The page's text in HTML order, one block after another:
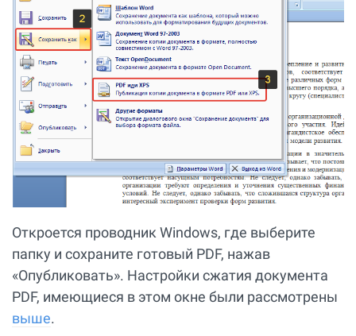
Откроется проводник Windows, где выберите
папку и сохраните готовый PDF, нажав
«Опубликовать». Настройки сжатия документа
PDF, имеющиеся в этом окне были рассмотрены
выше.